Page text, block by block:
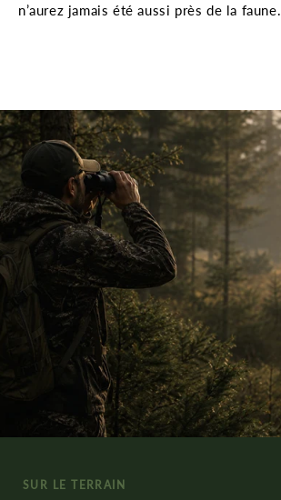
n’aurez jamais été aussi près de la faune.
SUR LE TERRAIN